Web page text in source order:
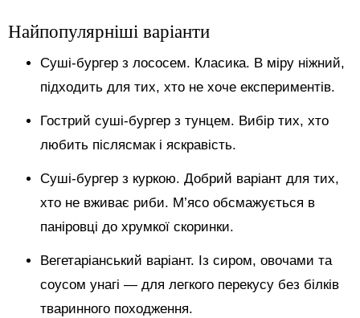
Найпопулярніші варіанти
Суші-бургер з лососем. Класика. В міру ніжний,
підходить для тих, хто не хоче експериментів.
Гострий суші-бургер з тунцем. Вибір тих, хто
любить післясмак і яскравість.
Суші-бургер з куркою. Добрий варіант для тих,
хто не вживає риби. М’ясо обсмажується в
паніровці до хрумкої скоринки.
Вегетаріанський варіант. Із сиром, овочами та
соусом унагі — для легкого перекусу без білків
тваринного походження.